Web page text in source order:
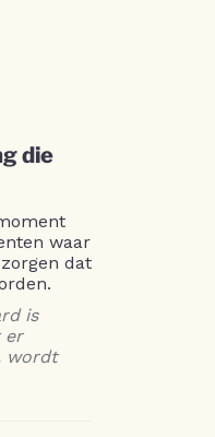
die
waar
dat
is
er
wordt